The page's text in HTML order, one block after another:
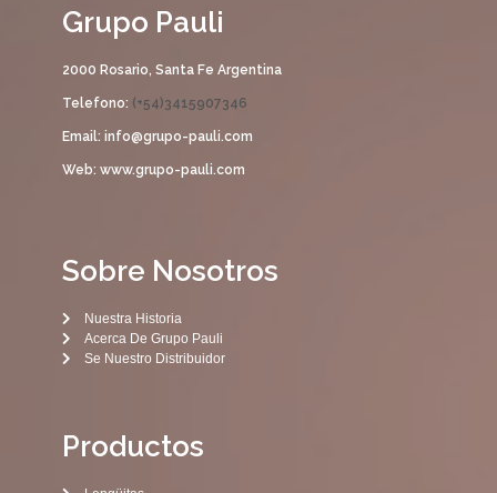
Grupo Pauli
2000 Rosario, Santa Fe Argentina
Telefono: (+54)3415907346
Email: info@grupo-pauli.com
Web: www.grupo-pauli.com
Sobre Nosotros
Nuestra Historia
Acerca De Grupo Pauli
Se Nuestro Distribuidor
Productos